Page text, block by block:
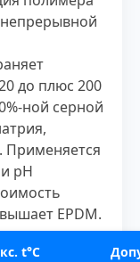
до плюс 200
ной серной
Применяется
рН
EPDM.
t°C